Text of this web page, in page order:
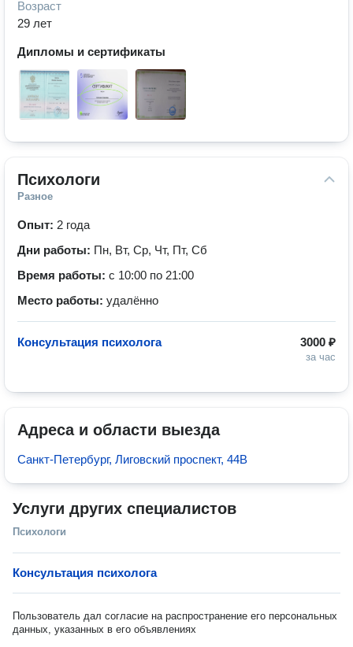
Возраст
29 лет
Дипломы и сертификаты
Психологи
Разное
Опыт: 2 года
Дни работы: Пн, Вт, Ср, Чт, Пт, Сб
Время работы: с 10:00 по 21:00
Место работы: удалённо
3000 ₽
за час
Консультация психолога
Адреса и области выезда
Санкт-Петербург, Лиговский проспект, 44В
Услуги других специалистов
Психологи
Консультация психолога
Пользователь дал согласие на распространение его персональных
данных, указанных в его объявлениях